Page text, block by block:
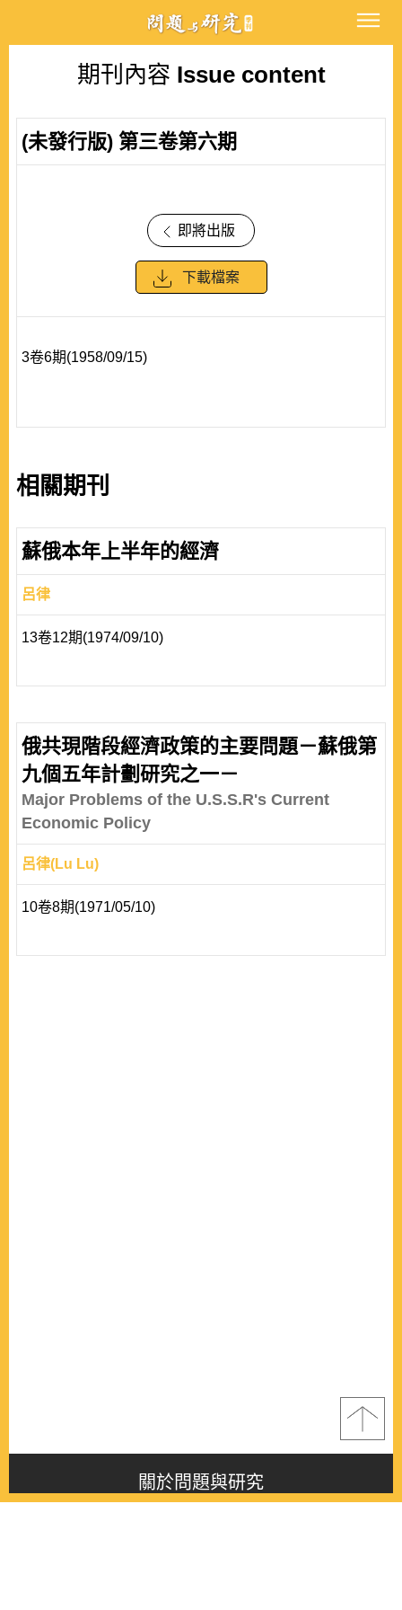
期刊內容 Issue content
(未發行版) 第三卷第六期
即將出版
下載檔案
3卷6期(1958/09/15)
相關期刊
蘇俄本年上半年的經濟
呂律
13卷12期(1974/09/10)
俄共現階段經濟政策的主要問題－蘇俄第
九個五年計劃研究之一－
Major Problems of the U.S.S.R's Current
Economic Policy
呂律(Lu Lu)
10卷8期(1971/05/10)
關於問題與研究
About this journal